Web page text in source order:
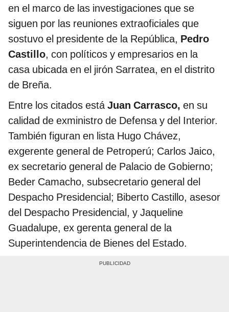
en el marco de las investigaciones que se
siguen por las reuniones extraoficiales que
sostuvo el presidente de la República, Pedro
Castillo, con políticos y empresarios en la
casa ubicada en el jirón Sarratea, en el distrito
de Breña.
Entre los citados estáJuan Carrasco, en su
calidad de exministro de Defensa y del Interior.
También figuran en lista Hugo Chávez,
exgerente general de Petroperú; Carlos Jaico,
ex secretario general de Palacio de Gobierno;
Beder Camacho, subsecretario general del
Despacho Presidencial; Biberto Castillo, asesor
del Despacho Presidencial, y Jaqueline
Guadalupe, ex gerenta general de la
Superintendencia de Bienes del Estado.